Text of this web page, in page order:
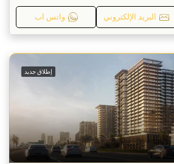
البريد الإلكتروني واتس اب
إطلاق جديد